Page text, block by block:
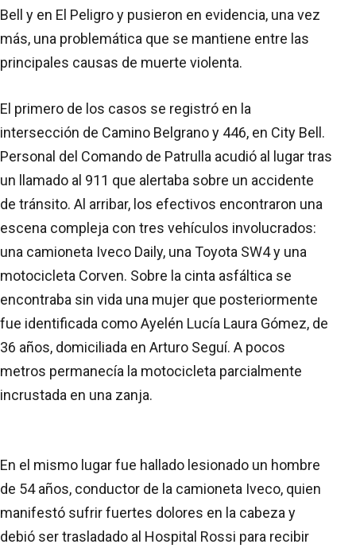
Bell y en El Peligro y pusieron en evidencia, una vez
más, una problemática que se mantiene entre las
principales causas de muerte violenta.
El primero de los casos se registró en la
intersección de Camino Belgrano y 446, en City Bell.
Personal del Comando de Patrulla acudió al lugar tras
un llamado al 911 que alertaba sobre un accidente
de tránsito. Al arribar, los efectivos encontraron una
escena compleja con tres vehículos involucrados:
una camioneta Iveco Daily, una Toyota SW4 y una
motocicleta Corven. Sobre la cinta asfáltica se
encontraba sin vida una mujer que posteriormente
fue identificada como Ayelén Lucía Laura Gómez, de
36 años, domiciliada en Arturo Seguí. A pocos
metros permanecía la motocicleta parcialmente
incrustada en una zanja.
En el mismo lugar fue hallado lesionado un hombre
de 54 años, conductor de la camioneta Iveco, quien
manifestó sufrir fuertes dolores en la cabeza y
debió ser trasladado al Hospital Rossi para recibir